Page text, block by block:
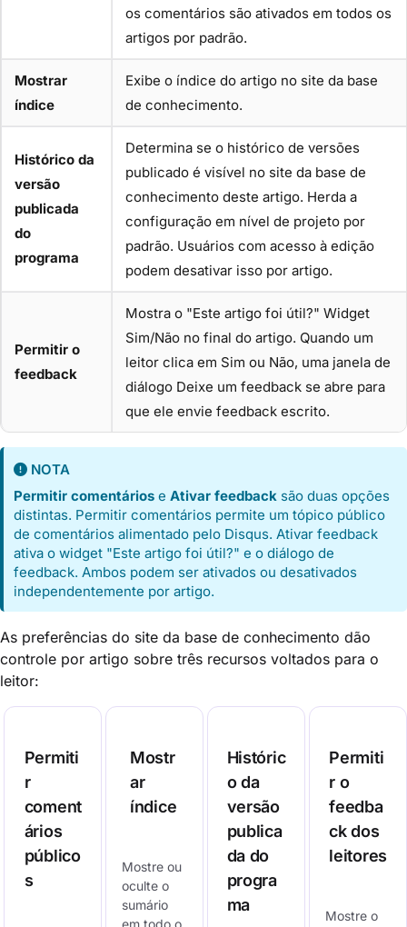
os comentários são ativados em todos os
artigos por padrão.
Mostrar
índice
Exibe o índice do artigo no site da base
de conhecimento.
Histórico da
versão
publicada
do
programa
Determina se o histórico de versões
publicado é visível no site da base de
conhecimento deste artigo. Herda a
configuração em nível de projeto por
padrão. Usuários com acesso à edição
podem desativar isso por artigo.
Permitir o
feedback
Mostra o "Este artigo foi útil?" Widget
Sim/Não no final do artigo. Quando um
leitor clica em Sim ou Não, uma janela de
diálogo Deixe um feedback se abre para
que ele envie feedback escrito.
NOTA
Permitir comentários eAtivar feedback são duas opções
distintas. Permitir comentários permite um tópico público
de comentários alimentado pelo Disqus. Ativar feedback
ativa o widget "Este artigo foi útil?" e o diálogo de
feedback. Ambos podem ser ativados ou desativados
independentemente por artigo.
As preferências do site da base de conhecimento dão
controle por artigo sobre três recursos voltados para o
leitor:
Permiti
r
coment
ários
público
s
Mostr
ar
índice
Mostre ou
oculte o
sumário
em todo o
Históric
o da
versão
publica
da do
progra
ma
Permiti
r o
feedba
ck dos
leitores
Mostre o